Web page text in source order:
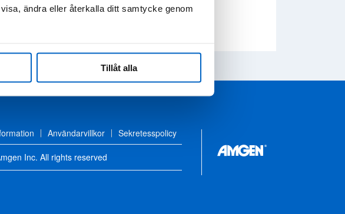
ändra eller återkalla ditt samtycke genom
Tillåt alla
Användarvillkor Sekretesspolicy
Inc. All rights reserved